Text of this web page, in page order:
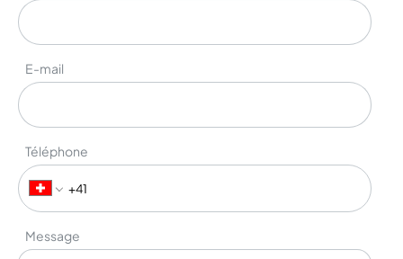
E-mail
Téléphone
Message